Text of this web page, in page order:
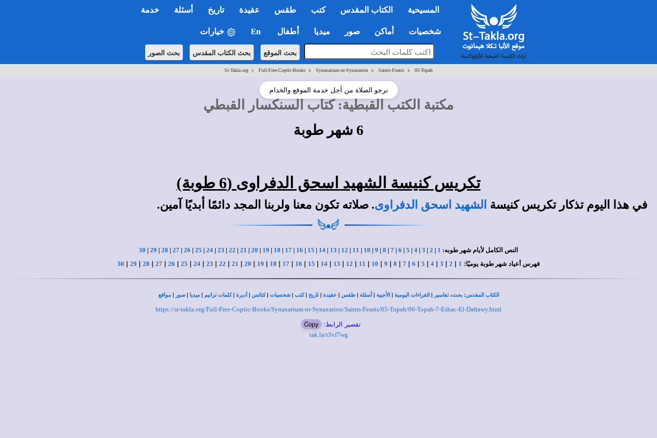
المسيحية الكتاب المقدس كتب طقس عقيدة تاريخ أسئلة خدمة
شخصيات أماكن صور ميديا أطفال En خيارات
بحث الموقع بحث الكتاب المقدس بحث الصور
St-Takla.org > Full-Free-Coptic-Books > Synaxarium-or-Synaxarion > Saints-Feasts > 05-Topah
نرجو الصلاة من أجل خدمة الموقع والخدام
مكتبة الكتب القبطية:كتاب السنكسار القبطي
6 شهر طوبة
تكريس كنيسة الشهيد اسحق الدفراوى (6 طوبة)
في هذا اليوم تذكار تكريس كنيسة الشهيد اسحق الدفراوى. صلاته تكون معنا ولربنا المجد دائمًا أبديًا آمين.
النص الكامل لأيام شهر طوبه: 1
|
2
|
3
|
4
|
5
|
6
|
7
|
8
|
9
|
10
|
11
|
12
|
13
|
14
|
15
|
16
|
17
|
18
|
19
|
20
|
21
|
22
|
23
|
24
|
25
|
26
|
27
|
28
|
29
|
30
فهرس أعياد شهر طوبة يوميًا:
1
|
2
|
3
|
4
|
5
|
6
|
7
|
8
|
9
|
10
|
11
|
12
|
13
|
14
|
15
|
16
|
17
|
18
|
19
|
20
|
21
|
22
|
23
|
24
|
25
|
26
|
27
|
28
|
29
|
30
الكتاب المقدس:بحث،تفاسير | القراءات اليومية | الأجبية | أسئلة |طقس | عقيدة |تاريخ |كتب |شخصيات |كنائس | أديرة |كلمات ترانيم |ميديا |صور |مواقع
https://st-takla.org/Full-Free-Coptic-Books/Synaxarium-or-Synaxarion/Saints-Feasts/05-Topah/06-Topah-7-Eshac-El-Dafrawy.html
تقصير الرابط: Copy
tak.la/r3vf7wg